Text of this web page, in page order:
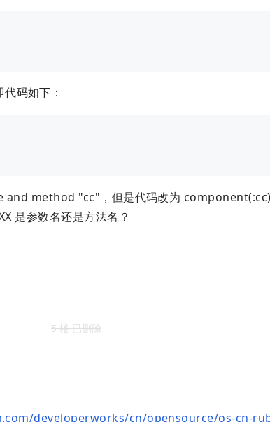
码如下：
method "cc"，但是代码改为
是参数名还是方法名？
5 楼 已删除
developerworks/cn/opensource/os-cn-